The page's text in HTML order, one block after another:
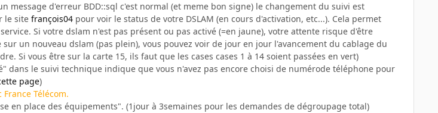
message d'erreur BDD::sql c'est normal (et meme bon signe) le changement du suivi est
le site françois04 pour voir le status de votre DSLAM (en cours d'activation, etc...). Cela permet
Si votre dslam n'est pas présent ou pas activé (=en jaune), votre attente risque d'être
un nouveau dslam (pas plein), vous pouvez voir de jour en jour l'avancement du cablage du
Si vous être sur la carte 15, ils faut que les cases cases 1 à 14 soient passées en vert)
dans le suivi technique indique que vous n'avez pas encore choisi de numérode téléphone pour
page)
Télécom.
en place des équipements". (1jour à 3semaines pour les demandes de dégroupage total)